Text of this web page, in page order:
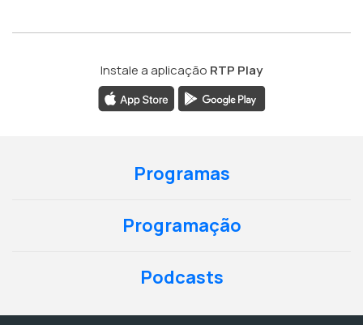
Instale a aplicação RTP Play
Programas
Programação
Podcasts